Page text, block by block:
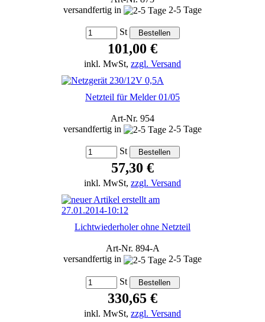
versandfertig in
2-5 Tage
St
101,00 €
inkl. MwSt, zzgl. Versand
Netzteil für Melder 01/05
Art-Nr. 954
versandfertig in
2-5 Tage
St
57,30 €
inkl. MwSt, zzgl. Versand
Lichtwiederholer ohne Netzteil
Art-Nr. 894-A
versandfertig in
2-5 Tage
St
330,65 €
inkl. MwSt, zzgl. Versand